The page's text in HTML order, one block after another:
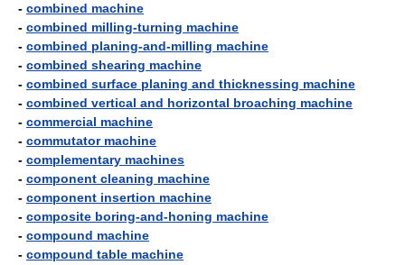
- combined machine
- combined milling-turning machine
- combined planing-and-milling machine
- combined shearing machine
- combined surface planing and thicknessing machine
- combined vertical and horizontal broaching machine
- commercial machine
- commutator machine
- complementary machines
- component cleaning machine
- component insertion machine
- composite boring-and-honing machine
- compound machine
- compound table machine